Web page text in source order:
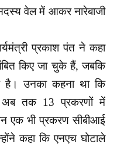
सदस्य वेल में आकर नारेबाजी
प्रकाश पंत ने कहा
किए जा चुके हैं, जबकि
उनका कहना था कि
अब तक 13 प्रकरणों में
एक भी प्रकरणसीबीआई
कहा कि एनएच घोटाले